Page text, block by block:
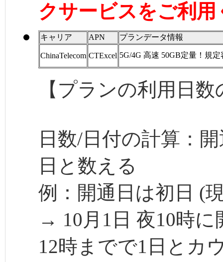
クサービスをご利用
キャリア APN プランデータ情報
ChinaTelecom CTExcel 5G/4G 高速 50GB定量！規
【プランの利用日
日数/日付の計算：
日と数える
例：開通日は初日 (
→ 10月1日 夜10時に
12時までで1日とカ